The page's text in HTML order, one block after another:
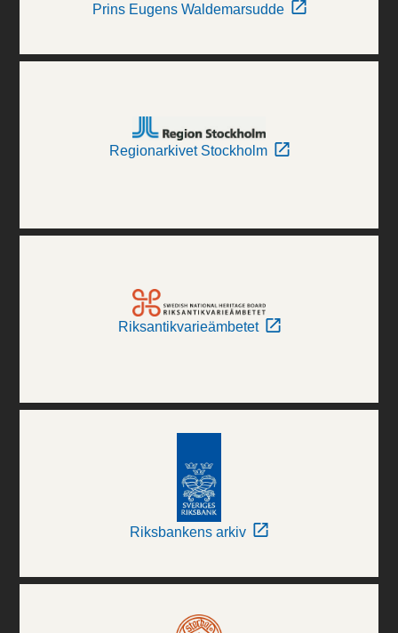
Prins Eugens Waldemarsudde
Regionarkivet Stockholm
Riksantikvarieämbetet
Riksbankens arkiv